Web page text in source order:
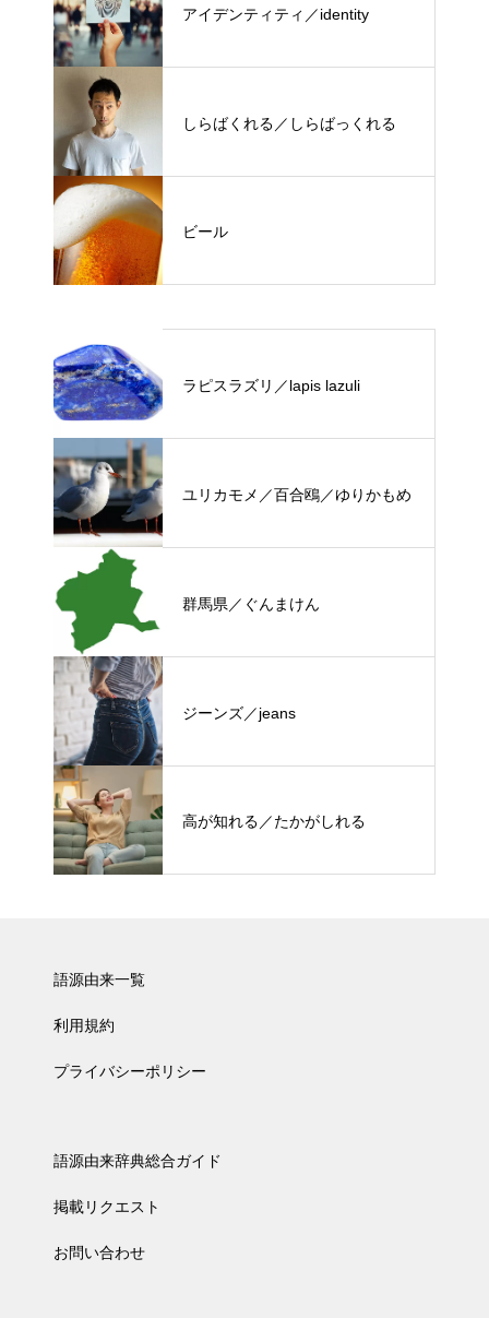
アイデンティティ／identity
しらばくれる／しらばっくれる
ビール
ラピスラズリ／lapis lazuli
ユリカモメ／百合鴎／ゆりかもめ
群馬県／ぐんまけん
ジーンズ／jeans
高が知れる／たかがしれる
語源由来一覧
利用規約
プライバシーポリシー
語源由来辞典総合ガイド
掲載リクエスト
お問い合わせ